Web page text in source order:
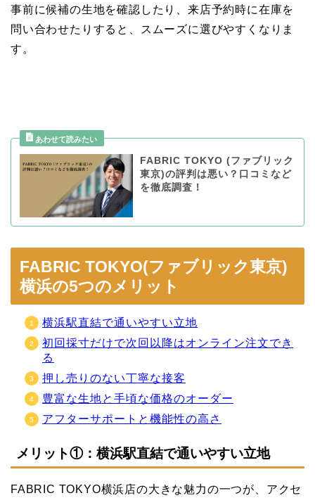
事前に候補の生地を確認したり、来店予約時に在庫を
問い合わせたりすると、スムーズに選びやすくなりま
す。
FABRIC TOKYO (ファブリック
東京)の評判は悪い？口コミなど
を徹底調査！
FABRIC TOKYO(ファブリック東京)
横浜の5つのメリット
横浜駅直結で通いやすい立地
初回採寸だけで次回以降はオンライン注文でき
る
押し売りのない丁寧な接客
豊富な生地と手頃な価格のオーダー
アフターサポートと機能性の高さ
メリット①：横浜駅直結で通いやすい立地
FABRIC TOKYO横浜店の大きな魅力の一つが、アクセ